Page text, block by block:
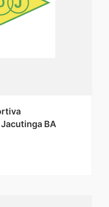
BA